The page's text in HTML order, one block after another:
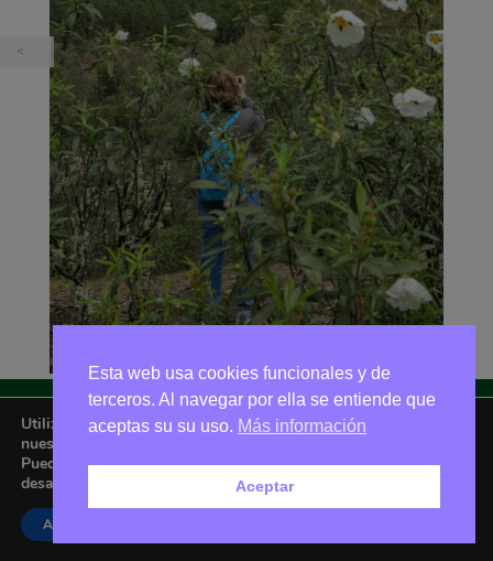
Asociación Amigos de La Adrada © 2026 - Email:
Utilizamos cookies para ofrecerte la mejor experiencia en
nuestra web.
Puedes aprender más sobre qué cookies utilizamos o
desactivarlas en los
Aceptar
Esta web usa cookies funcionales y de
terceros. Al navegar por ella se entiende que
aceptas su su uso. Más información
Aceptar